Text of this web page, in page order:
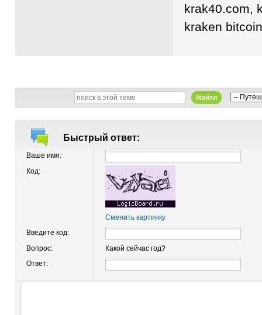
krak40.com,
kraken
Найти
Быстрый ответ:
Ваше имя:
Код:
Сменить картинку
Введите код:
Вопрос:
Какой сейчас год?
Ответ: